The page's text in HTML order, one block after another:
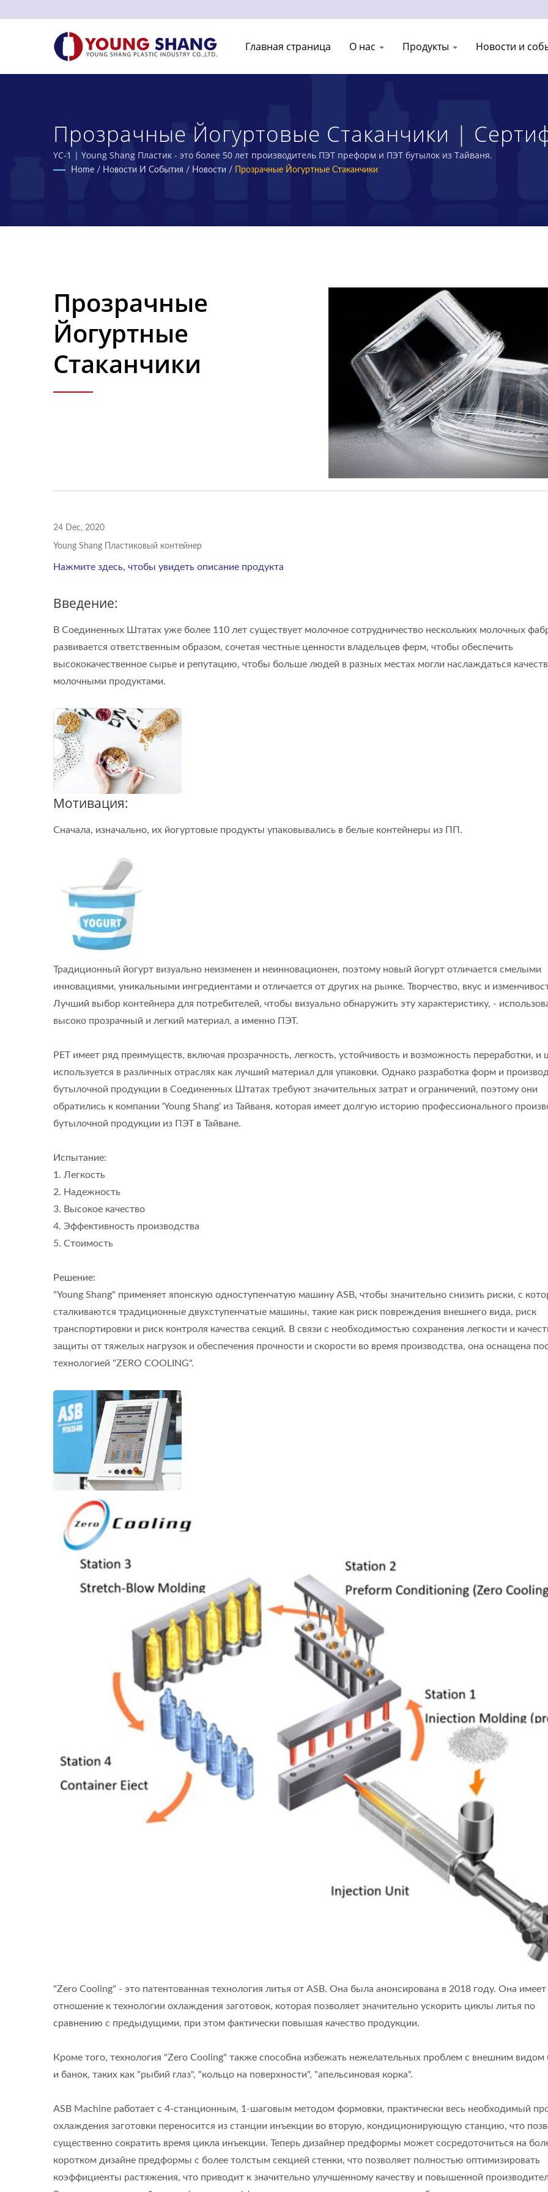
Главная страница О нас Продукты Новости и
Прозрачные Йогуртовые Стаканчики |
Производитель Пластиковых Бутылок И
YC-1 | Young Shang Пластик - это более 50 лет производитель ПЭТ преформ и ПЭТ бутылок из Тайваня.
Home / Новости И События / Новости / Прозрачные Йогуртные Стаканчики
Прозрачные
Йогуртные
Стаканчики
24 Dec, 2020
Young Shang Пластиковый контейнер
Нажмите здесь, чтобы увидеть описание продукта
Введение:
В Соединенных Штатах уже более 110 лет существует молочное сотрудничество нескольких молочных
развивается ответственным образом, сочетая честные ценности владельцев ферм, чтобы обеспечить
высококачественное сырье и репутацию, чтобы больше людей в разных местах могли наслаждаться
молочными продуктами.
Мотивация:
Сначала, изначально, их йогуртовые продукты упаковывались в белые контейнеры из ПП.
Традиционный йогурт визуально неизменен и неинновационен, поэтому новый йогурт отличается смелыми
инновациями, уникальными ингредиентами и отличается от других на рынке. Творчество, вкус и
Лучший выбор контейнера для потребителей, чтобы визуально обнаружить эту характеристику, -
высоко прозрачный и легкий материал, а именно ПЭТ.
PET имеет ряд преимуществ, включая прозрачность, легкость, устойчивость и возможность переработки, и
используется в различных отраслях как лучший материал для упаковки. Однако разработка форм и
бутылочной продукции в Соединенных Штатах требуют значительных затрат и ограничений, поэтому они
обратились к компании 'Young Shang' из Тайваня, которая имеет долгую историю профессионального
бутылочной продукции из ПЭТ в Тайване.
Испытание:
1. Легкость
2. Надежность
3. Высокое качество
4. Эффективность производства
5. Стоимость
Решение:
"Young Shang" применяет японскую одноступенчатую машину ASB, чтобы значительно снизить риски, с
сталкиваются традиционные двухступенчатые машины, такие как риск повреждения внешнего вида, риск
транспортировки и риск контроля качества секций. В связи с необходимостью сохранения легкости и
защиты от тяжелых нагрузок и обеспечения прочности и скорости во время производства, она оснащена
технологией "ZERO COOLING".
"Zero Cooling" - это патентованная технология литья от ASB. Она была анонсирована в 2018 году. Она имеет
отношение к технологии охлаждения заготовок, которая позволяет значительно ускорить циклы литья по
сравнению с предыдущими, при этом фактически повышая качество продукции.
Кроме того, технология "Zero Cooling" также способна избежать нежелательных проблем с внешним видом
и банок, таких как "рыбий глаз", "кольцо на поверхности", "апельсиновая корка".
ASB Machine работает с 4-станционным, 1-шаговым методом формовки, практически весь необходимый
охлаждения заготовки переносится из станции инъекции во вторую, кондиционирующую станцию, что
существенно сократить время цикла инъекции. Теперь дизайнер предформы может сосредоточиться на
коротком дизайне предформы с более толстым секцией стенки, что позволяет полностью оптимизировать
коэффициенты растяжения, что приводит к значительно улучшенному качеству и повышенной
Бутылка Для Напитков 38
Мм